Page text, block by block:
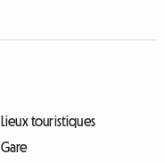
Lieux touristiques
Gare